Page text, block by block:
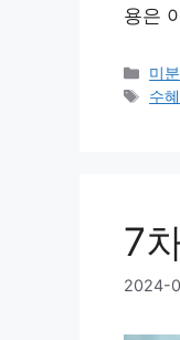
용은
미
수
7
2024-